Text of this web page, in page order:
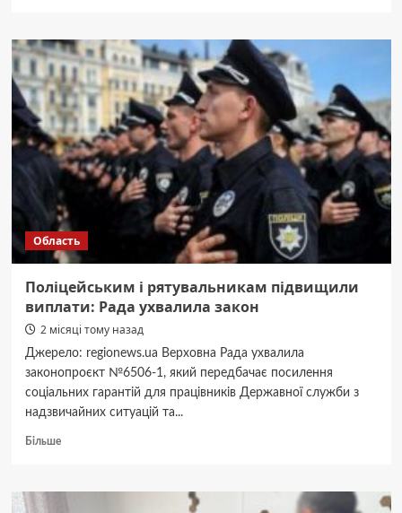
Вінниччині
викрили
шокуючі
схеми
директорки
реабілітаційного
центру
(Фото)
Область
Поліцейським і рятувальникам підвищили
виплати: Рада ухвалила закон
2 місяці тому назад
Джерело: regionews.ua Верховна Рада ухвалила
законопроєкт №6506-1, який передбачає посилення
соціальних гарантій для працівників Державної служби з
надзвичайних ситуацій та...
БільшеДокладніше
і